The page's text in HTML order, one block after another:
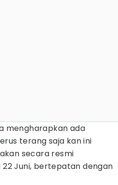
mengharapkan ada
terang saja kan ini
secara resmi
Juni, bertepatan dengan